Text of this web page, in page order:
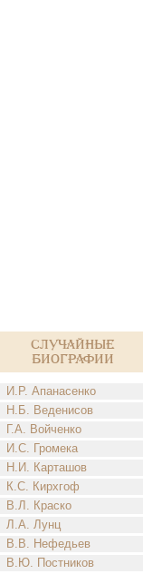
Случайные
биографии
И.Р. Апанасенко
Н.Б. Веденисов
Г.А. Войченко
И.С. Громека
Н.И. Карташов
К.С. Кирхгоф
В.Л. Краско
Л.А. Лунц
В.В. Нефедьев
В.Ю. Постников